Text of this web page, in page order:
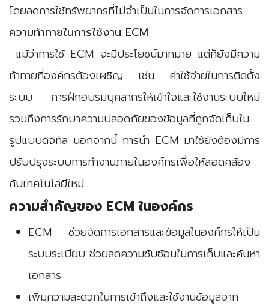
โดยลดการใช้ทรัพยากรที่ไม่จำเป็นในการจัดการเอกสาร
ความท้าทายในการใช้งาน ECM
แม้ว่าการใช้ ECM จะมีประโยชน์มากมาย แต่ก็ยังมีความ
ท้าทายที่องค์กรต้องเผชิญ เช่น ค่าใช้จ่ายในการติดตั้ง
ระบบ การฝึกอบรมบุคลากรให้เข้าใจและใช้งานระบบใหม่
รวมถึงการรักษาความปลอดภัยของข้อมูลที่ถูกจัดเก็บใน
รูปแบบดิจิทัล นอกจากนี้ การนำ ECM มาใช้ยังต้องมีการ
ปรับปรุงระบบการทำงานภายในองค์กรเพื่อให้สอดคล้อง
กับเทคโนโลยีใหม่
ความสำคัญของ ECM ในองค์กร
ECM ช่วยจัดการเอกสารและข้อมูลในองค์กรให้เป็น
ระบบระเบียบ ช่วยลดความซับซ้อนในการเก็บและค้นหา
เอกสาร
เพิ่มความสะดวกในการเข้าถึงและใช้งานข้อมูลจาก